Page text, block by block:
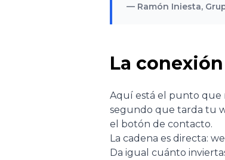
— Ramón Iniesta,
La
Aquí está el punto que
segundo que tarda tu
el botón de contacto.
La cadena es directa:
Da igual cuánto